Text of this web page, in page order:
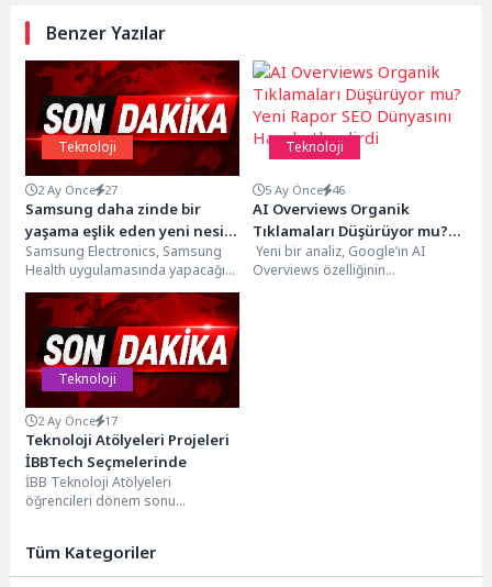
Benzer Yazılar
Teknoloji
2 Ay Önce 27
Samsung daha zinde bir
yaşama eşlik eden yeni nesil
Galaxy Watch özelliklerini
tanıttı
Samsung Electronics, Samsung
Health uygulamasında yapacağı
büyük güncellemeyi duyurdu.
Güncelleme, yakında piyasaya
çıkacak olan yeni...
Teknoloji
5 Ay Önce 46
AI Overviews Organik
Tıklamaları Düşürüyor mu?
Yeni Rapor SEO Dünyasını
Hareketlendirdi
Yeni bir analiz, Google’ın AI
Overviews özelliğinin
Teknoloji
2 Ay Önce 17
Teknoloji Atölyeleri Projeleri
İBBTech Seçmelerinde
İBB Teknoloji Atölyeleri
öğrencileri dönem sonu
Akademisyenlerden oluşan
jürinin...
Tüm Kategoriler